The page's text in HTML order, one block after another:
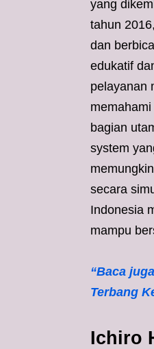
yang
tahun
dan
edukatif
pelayanan
bagian
system
secara
Indonesia
mampu
“Baca
Terbang
Ichiro